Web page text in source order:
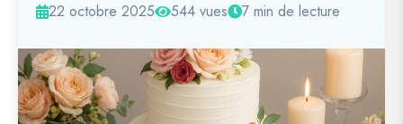
22 octobre 2025 544 vues 7 min de lecture